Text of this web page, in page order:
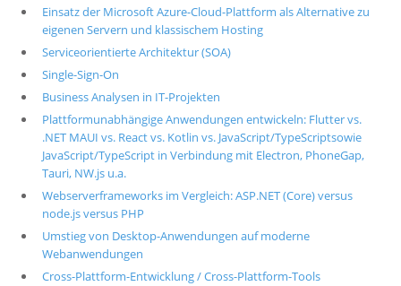
Einsatz der Microsoft Azure-Cloud-Plattform als Alternative zu
eigenen Servern und klassischem Hosting
Serviceorientierte Architektur (SOA)
Single-Sign-On
Business Analysen in IT-Projekten
Plattformunabhängige Anwendungen entwickeln: Flutter vs.
.NET MAUI vs. React vs. Kotlin vs. JavaScript/TypeScriptsowie
JavaScript/TypeScript in Verbindung mit Electron, PhoneGap,
Tauri, NW.js u.a.
Webserverframeworks im Vergleich: ASP.NET (Core) versus
node.js versus PHP
Umstieg von Desktop-Anwendungen auf moderne
Webanwendungen
Cross-Plattform-Entwicklung / Cross-Plattform-Tools